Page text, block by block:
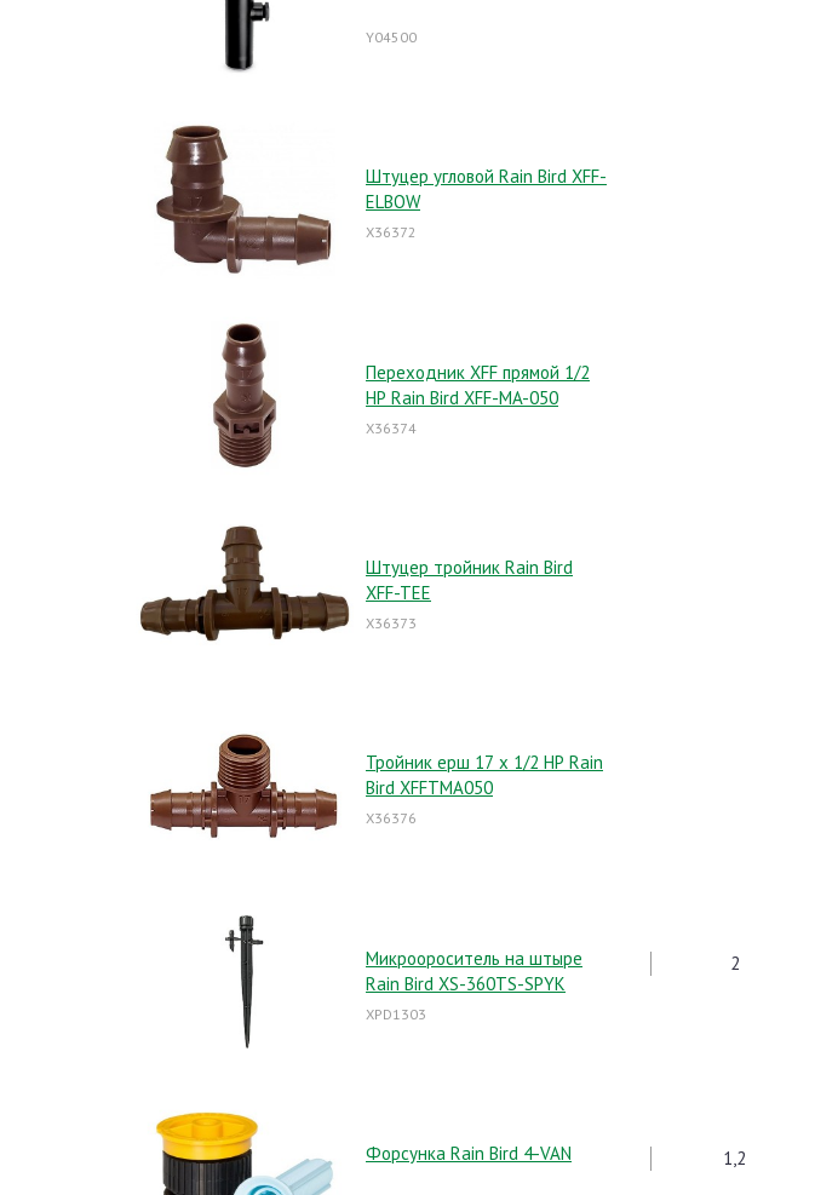
Y04500
Штуцер угловой Rain Bird XFF-
ELBOW
X36372
Переходник XFF прямой 1/2
НР Rain Bird XFF-MA-050
X36374
Штуцер тройник Rain Bird
XFF-TEE
X36373
Тройник ерш 17 x 1/2 НР Rain
Bird XFFTMA050
X36376
Микроороситель на штыре
Rain Bird XS-360TS-SPYK
XPD1303
2
Форсунка Rain Bird 4-VAN 1,2